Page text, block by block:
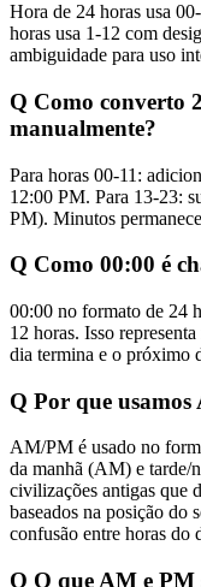
Hora de 24 horas usa
horas usa 1-12 com
ambiguidade para uso
Q Como converto
manualmente?
Para horas 00-11:
12:00 PM. Para 13-23:
PM). Minutos
Q Como 00:00 é
00:00 no formato de 24
12 horas. Isso
dia termina e o próximo
Q Por que
AM/PM é usado no
da manhã (AM) e tarde/
civilizações antigas que
baseados na posição do
confusão entre horas do
Q O que AM e PM